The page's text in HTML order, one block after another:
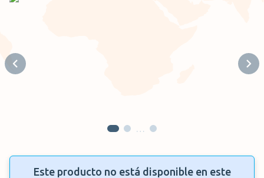
Previous slide
…
Este producto no está disponible en este